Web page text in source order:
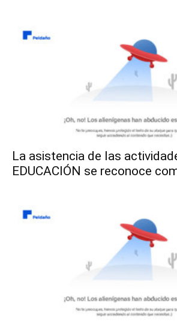
La asistencia de las
EDUCACIÓN se reconoce